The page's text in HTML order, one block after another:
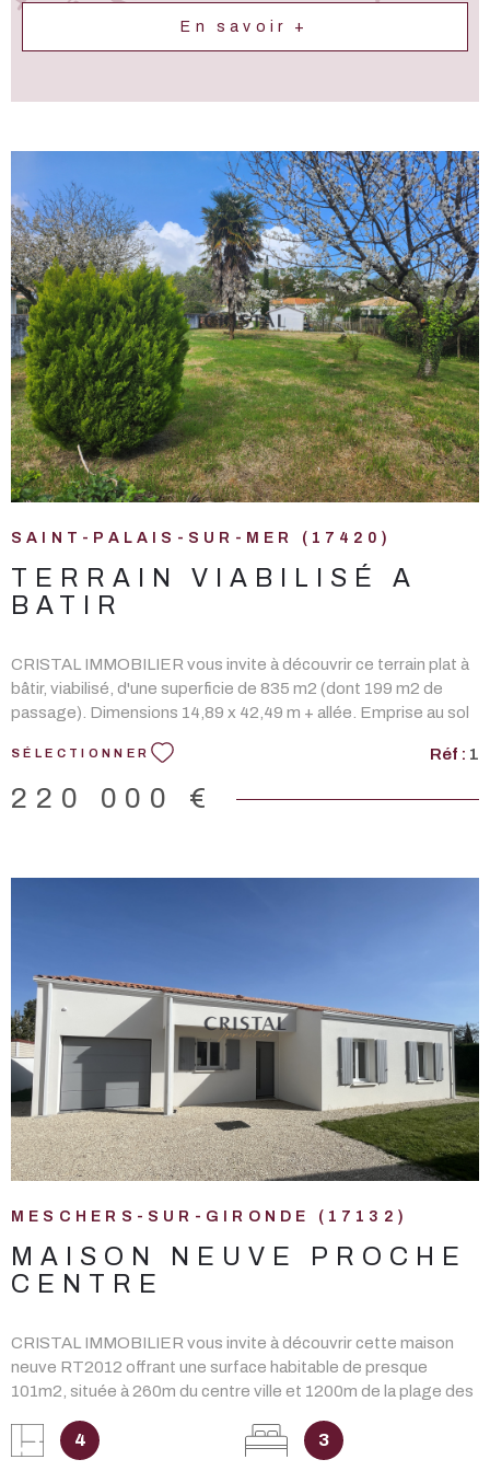
En savoir +
SAINT-PALAIS-SUR-MER (17420)
TERRAIN VIABILISÉ A
BATIR
CRISTAL IMMOBILIER vous invite à découvrir ce terrain plat à
bâtir, viabilisé, d'une superficie de 835 m2 (dont 199 m2 de
passage). Dimensions 14,89 x 42,49 m + allée. Emprise au sol
m2. DONT honoraires 4,76% à la charge de l'ACQUÉREUR.
Les informations sur les risques auxquels ce bien est exposé
sont disponibles sur le site Géorisques :
SÉLECTIONNER Réf : 1
220 000 €
VOIR LE BIEN
MESCHERS-SUR-GIRONDE (17132)
MAISON NEUVE PROCHE
CENTRE
CRISTAL IMMOBILIER vous invite à découvrir cette maison
neuve RT2012 offrant une surface habitable de presque
101m2, située à 260m du centre ville et 1200m de la plage des
cuisine américaine à aménager, un cellier/buanderie, 3
chambres dont une suite parentale avec salle d'eau et wc
4 3
VOIR LE BIEN